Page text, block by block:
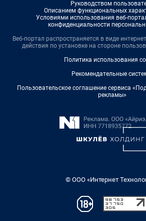
Руководством
Описанием функциональных
Условиями использования веб-
конфиденциальности
Веб-портал распространяется в виде
действия по установке на стороне
Политика использования
Рекомендательные
Пользовательское соглашение сервиса
рекламы»
© ООО «Интернет